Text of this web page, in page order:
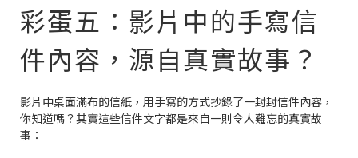
彩蛋五：影片中的手寫信
件內容，源自真實故事？
影片中桌面滿布的信紙，用手寫的方式抄錄了一封封信件內容，
你知道嗎？其實這些信件文字都是來自一則令人難忘的真實故
事：